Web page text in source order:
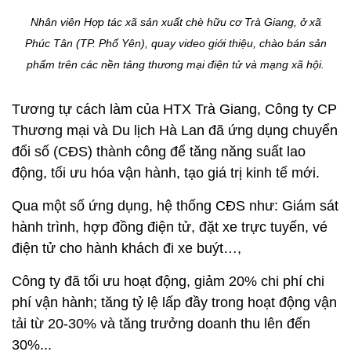
Nhân viên Hợp tác xã sản xuất chè hữu cơ Trà Giang, ở xã
Phúc Tân (TP. Phổ Yên), quay video giới thiệu, chào bán sản
phẩm trên các nền tảng thương mại điện tử và mạng xã hội.
Tương tự cách làm của HTX Trà Giang, Công ty CP
Thương mại và Du lịch Hà Lan đã ứng dụng chuyển
đổi số (CĐS) thành công để tăng năng suất lao
động, tối ưu hóa vận hành, tạo giá trị kinh tế mới.
Qua một số ứng dụng, hệ thống CĐS như: Giám sát
hành trình, hợp đồng điện tử, đặt xe trực tuyến, vé
điện tử cho hành khách đi xe buýt…,
Công ty đã tối ưu hoạt động, giảm 20% chi phí chi
phí vận hành; tăng tỷ lệ lấp đầy trong hoạt động vận
tải từ 20-30% và tăng trưởng doanh thu lên đến
30%...